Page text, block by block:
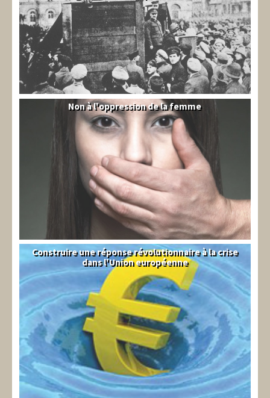
Syrie
Non à l'oppression de la femme
Syndical
Construire une réponse révolutionnaire à la crise
dans l'Union européenne